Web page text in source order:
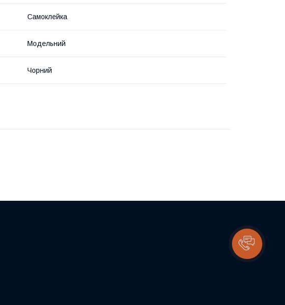
Самоклейка
Модельний
Чорний